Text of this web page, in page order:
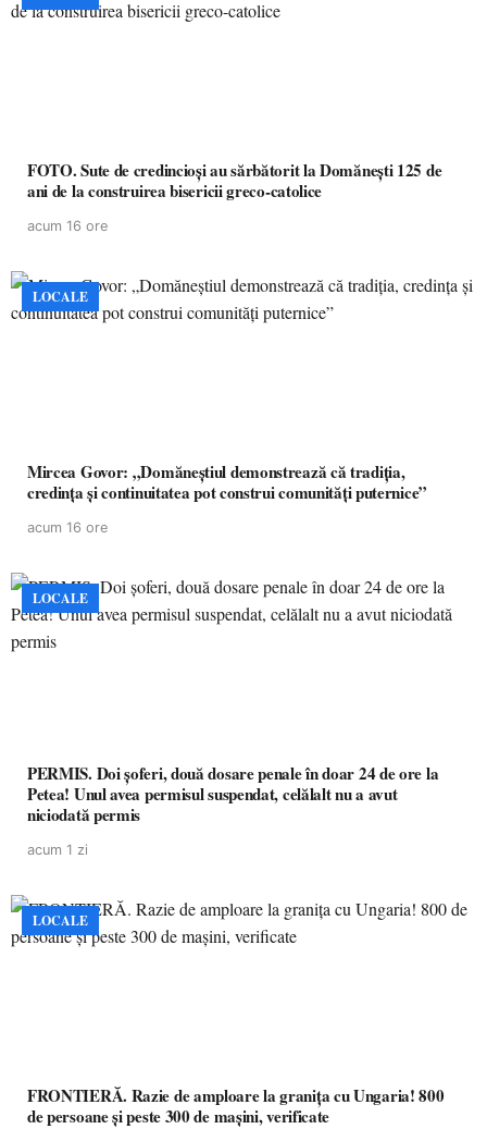
FOTO. Sute de credincioși au sărbătorit la Domănești 125 de
ani de la construirea bisericii greco-catolice
acum 16 ore
LOCALE
Mircea Govor: „Domăneștiul demonstrează că tradiția,
credința și continuitatea pot construi comunități puternice”
acum 16 ore
LOCALE
PERMIS. Doi șoferi, două dosare penale în doar 24 de ore la
Petea! Unul avea permisul suspendat, celălalt nu a avut
niciodată permis
acum 1 zi
LOCALE
FRONTIERĂ. Razie de amploare la granița cu Ungaria! 800
de persoane și peste 300 de mașini, verificate